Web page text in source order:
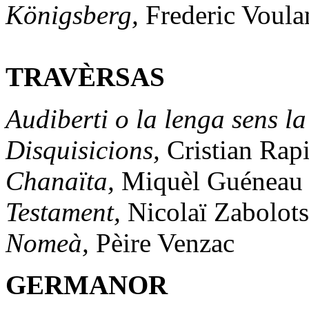
Königsberg, Frederic
TRAVÈRSAS
Audiberti o la lenga sens
Disquisicions, Cristian
Chanaïta, Miquèl Guéneau
Testament, Nicolaï
Nomeà, Pèire Venzac
GERMANOR